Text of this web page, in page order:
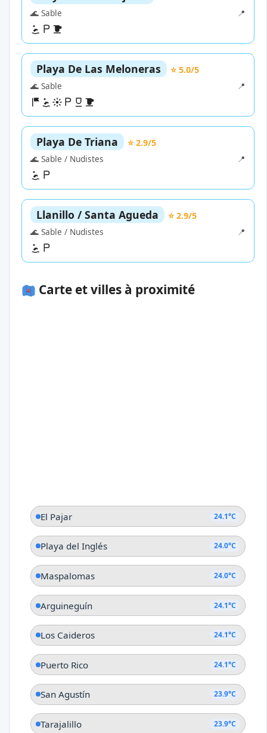
🌊 Sable
📍
Playa De Las Meloneras
⭐ 5.0/5
🌊 Sable
📍
Playa De Triana
⭐ 2.9/5
🌊 Sable / Nudistes
📍
Llanillo / Santa Agueda
⭐ 2.9/5
🌊 Sable / Nudistes
📍
Carte et villes à proximité
El Pajar 24.1°C
Playa del Inglés 24.0°C
Maspalomas 24.0°C
Arguineguín 24.1°C
Los Caideros 24.1°C
Puerto Rico 24.1°C
San Agustín 23.9°C
Tarajalillo 23.9°C